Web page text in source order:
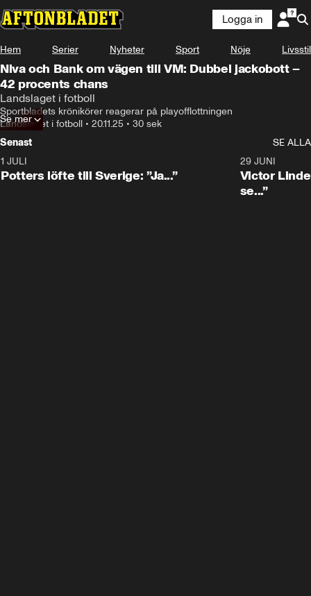
Logga in
Hem Serier Nyheter Sport Nöje Livsstil
Niva och Bank om vägen till VM: Dubbel jackobott –
42 procents chans
Landslaget i fotboll
Sportbladets krönikörer reagerar på playofflottningen
Landslaget i fotboll • 20.11.25 • 30 sek
Se mer
Senast
SE ALLA
1 JULI
Potters löfte till Sverige: ”Ja...”
29 JUNI
Victor
se...”